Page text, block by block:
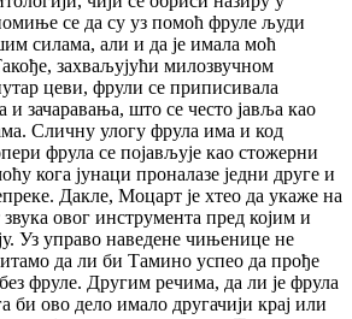
се да су уз помоћ фруле људи
силама, али и да је имала моћ
захваљујући милозвучном
цеви, фрули се приписивала
и зачаравања, што се често јавља као
Сличну улогу фрула има и код
фрула се појављује као стожерни
кога јунаци проналазе једни друге и
Дакле, Моцарт је хтео да укаже на
звука овог инструмента пред којим и
Уз управо наведене чињенице не
да ли би Тамино успео да прође
фруле. Другим речима, да ли је фрула
би ово дело имало другачији крај или